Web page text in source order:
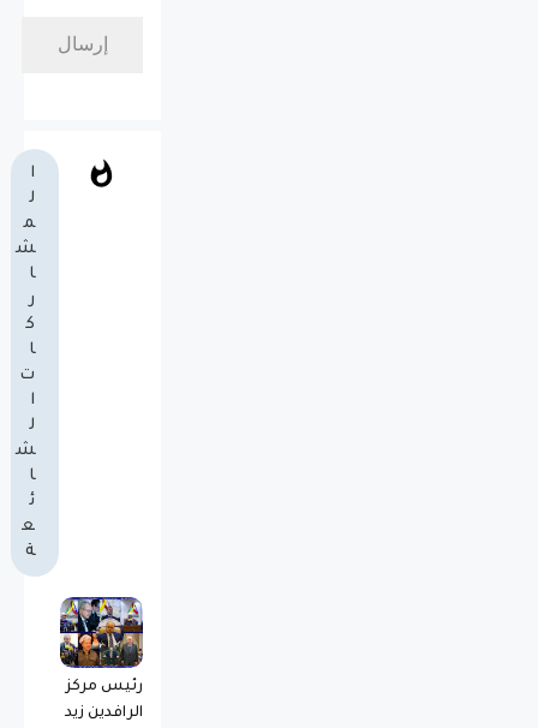
ا
ل
م
ش
ا
ر
ك
ا
ت
ا
ل
ش
ا
ئ
ع
ة
رئيس مركز
الرافدين زيد